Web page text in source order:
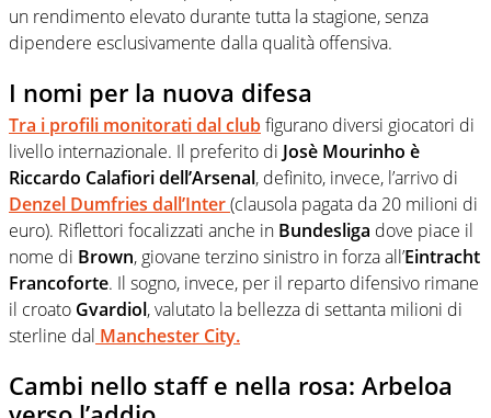
un rendimento elevato durante tutta la stagione, senza
dipendere esclusivamente dalla qualità offensiva.
I nomi per la nuova difesa
Tra i profili monitorati dal clubfigurano diversi giocatori di
livello internazionale. Il preferito di Josè Mourinho è
Riccardo Calafiori dell’Arsenal, definito, invece, l’arrivo di
Denzel Dumfries dall’Inter(clausola pagata da 20 milioni di
euro). Riflettori focalizzati anche in Bundesliga dove piace il
nome di Brown, giovane terzino sinistro in forza all’Eintracht
Francoforte. Il sogno, invece, per il reparto difensivo rimane
il croato Gvardiol, valutato la bellezza di settanta milioni di
sterline dal Manchester City.
Cambi nello staff e nella rosa: Arbeloa